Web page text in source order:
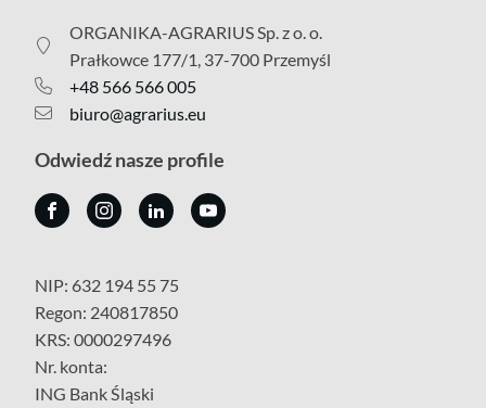
ORGANIKA-AGRARIUS Sp. z o. o.
Prałkowce 177/1, 37-700 Przemyśl
+48 566 566 005
biuro@agrarius.eu
Odwiedź nasze profile
NIP: 632 194 55 75
Regon: 240817850
KRS: 0000297496
Nr. konta:
ING Bank Śląski